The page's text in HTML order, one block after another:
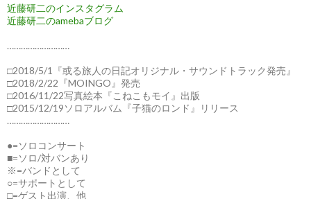
近藤研二のインスタグラム
近藤研二のamebaブログ
………………………
□2018/5/1『或る旅人の日記オリジナル・サウンドトラック発売』
□2018/2/22『MOINGO』発売
□2016/11/22写真絵本『こねこもモイ』出版
□2015/12/19ソロアルバム『子猫のロンド』リリース
………………………
●=ソロコンサート
■=ソロ/対バンあり
※=バンドとして
○=サポートとして
□=ゲスト出演、他